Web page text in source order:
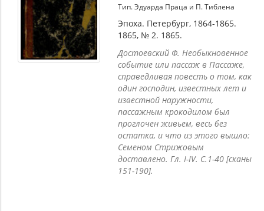
Тип. Эдуарда Праца и П. Тиблена
Эпоха. Петербург, 1864-1865.
1865, № 2. 1865.
Достоевский Ф. Необыкновенное
событие или пассаж в Пассаже,
справедливая повесть о том, как
один господин, известных лет и
известной наружности,
пассажным крокодилом был
проглочен живьем, весь без
остатка, и что из этого вышло:
Семеном Стрижовым
доставлено. Гл. I-IV. С.1-40 [сканы
151-190].